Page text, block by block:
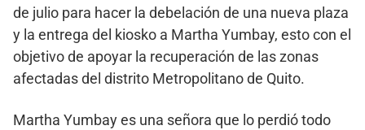
de julio para hacer la debelación de una nueva plaza
y la entrega del kiosko a Martha Yumbay, esto con el
objetivo de apoyar la recuperación de las zonas
afectadas del distrito Metropolitano de Quito.
Martha Yumbay es una señora que lo perdió todo